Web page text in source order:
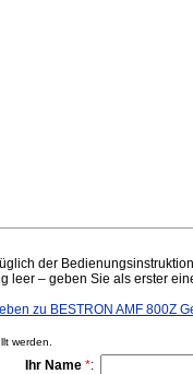
der
leer – geben Sie als erster
zu BESTRON AMF 800Z
werden.
Ihr Name *: